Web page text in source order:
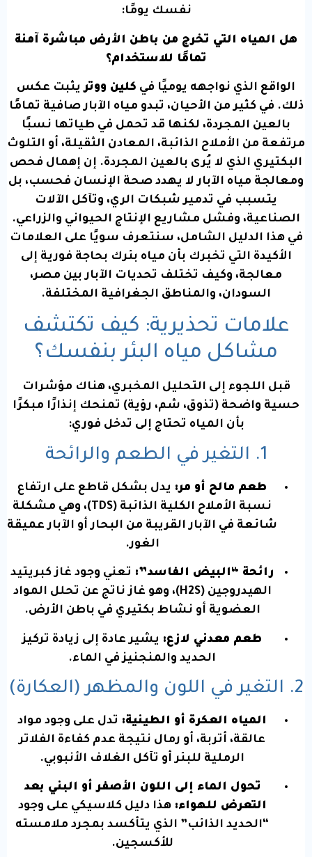
نفسك يومًا:
هل المياه التي تخرج من باطن الأرض مباشرة آمنة
تمامًا للاستخدام؟
الواقع الذي نواجهه يوميًا في كلين ووتريثبت عكس
ذلك. في كثير من الأحيان، تبدو مياه الآبار صافية تمامًا
بالعين المجردة، لكنها قد تحمل في طياتها نسبًا
مرتفعة من الأملاح الذائبة، المعادن الثقيلة، أو التلوث
البكتيري الذي لا يُرى بالعين المجردة. إن إهمال فحص
ومعالجة مياه الآبار لا يهدد صحة الإنسان فحسب، بل
يتسبب في تدمير شبكات الري، وتآكل الآلات
الصناعية، وفشل مشاريع الإنتاج الحيواني والزراعي.
في هذا الدليل الشامل، سنتعرف سويًا على العلامات
الأكيدة التي تخبرك بأن مياه بئرك بحاجة فورية إلى
معالجة، وكيف تختلف تحديات الآبار بين مصر،
السودان، والمناطق الجغرافية المختلفة.
علامات تحذيرية: كيف تكتشف
مشاكل مياه البئر بنفسك؟
قبل اللجوء إلى التحليل المخبري، هناك مؤشرات
حسية واضحة (تذوق، شم، رؤية) تمنحك إنذارًا مبكرًا
بأن المياه تحتاج إلى تدخل فوري:
1. التغير في الطعم والرائحة
طعم مالح أو مر: يدل بشكل قاطع على ارتفاع
نسبة الأملاح الكلية الذائبة (TDS)، وهي مشكلة
شائعة في الآبار القريبة من البحار أو الآبار عميقة
الغور.
رائحة “البيض الفاسد”: تعني وجود غاز كبريتيد
الهيدروجين (
H2S
)، وهو غاز ناتج عن تحلل المواد
العضوية أو نشاط بكتيري في باطن الأرض.
طعم معدني لازع: يشير عادة إلى زيادة تركيز
الحديد والمنجنيز في الماء.
2. التغير في اللون والمظهر (العكارة)
المياه العكرة أو الطينية: تدل على وجود مواد
عالقة، أتربة، أو رمال نتيجة عدم كفاءة الفلاتر
الرملية للبئر أو تآكل الغلاف الأنبوبي.
تحول الماء إلى اللون الأصفر أو البني بعد
التعرض للهواء: هذا دليل كلاسيكي على وجود
“الحديد الذائب” الذي يتأكسد بمجرد ملامسته
للأكسجين.